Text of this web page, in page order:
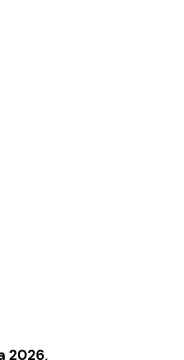
2026,